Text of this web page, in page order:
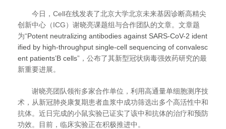
今日， Cell在线发表了北京大学北京未来基因诊断高精尖
创新中心（ICG）谢晓亮课题组与合作团队的文章。文章题
为“Potent neutralizing antibodies against SARS-CoV-2 ident
ified by high-throughput single-cell sequencing of convalesc
ent patients’B cells”，公布了其新型冠状病毒强效药研究的最
新重要进展。
谢晓亮团队领衔多家合作单位，利用高通量单细胞测序技
术，从新冠肺炎康复期患者血浆中成功筛选出多个高活性中和
抗体。近日完成的小鼠实验已证实了该中和抗体的治疗和预防
功效。目前，临床实验正在积极推进中。